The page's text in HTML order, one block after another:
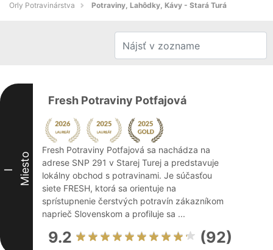
Orly Potravinárstva Potraviny, Lahôdky, Kávy - Stará Turá
I Miesto
Fresh Potraviny Potfajová
Fresh Potraviny Potfajová sa nachádza na
adrese SNP 291 v Starej Turej a predstavuje
lokálny obchod s potravinami. Je súčasťou
siete FRESH, ktorá sa orientuje na
sprístupnenie čerstvých potravín zákazníkom
naprieč Slovenskom a profiluje sa ...
9.2 (92)